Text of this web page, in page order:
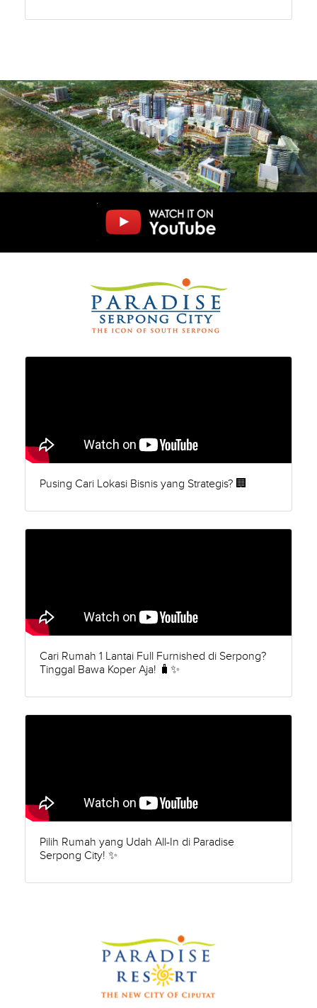
Pusing Cari Lokasi Bisnis yang Strategis? 🏢
Cari Rumah 1 Lantai Full Furnished di Serpong?
Tinggal Bawa Koper Aja! 🧳✨
Pilih Rumah yang Udah All-In di Paradise
Serpong City! ✨